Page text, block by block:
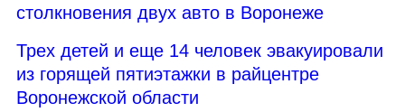
столкновения двух авто в Воронеже
Трех детей и еще 14 человек эвакуировали
из горящей пятиэтажки в райцентре
Воронежской области